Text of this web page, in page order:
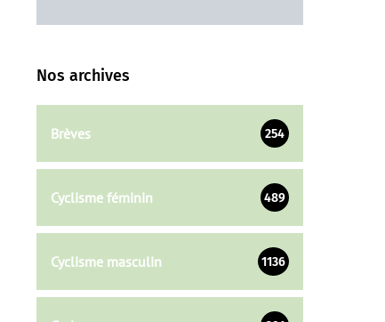
Nos archives
Brèves 254
Cyclisme féminin 489
Cyclisme masculin 1136